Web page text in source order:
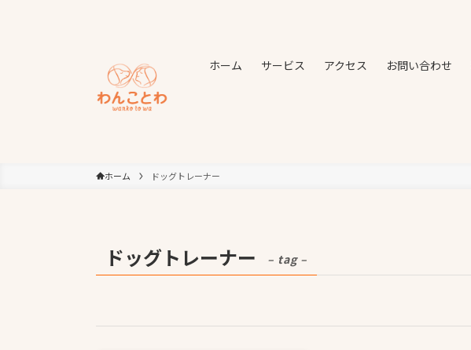
ホーム サービス アクセス お問い合わせ
ホーム ドッグトレーナー
ドッグトレーナー – tag –